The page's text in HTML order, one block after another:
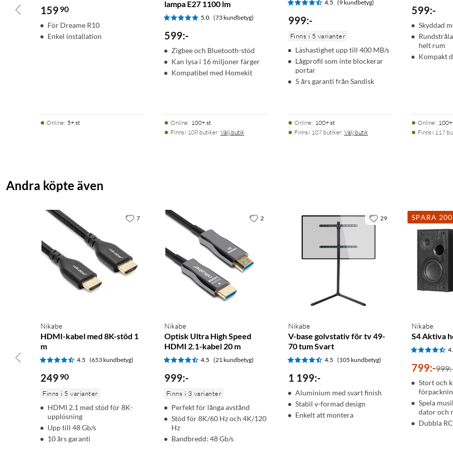
159 90
För Dreame R10
Enkel installation
Online: 5+ st
lampa E27 1100 lm
5.0 (73 kundbetyg)
599:-
Zigbee och Bluetooth-stöd
Kan lysa i 16 miljoner färger
Kompatibel med Homekit
Online: 100+ st
Finns i 108 butiker. Välj butik
4.5 (9 kundbetyg)
999:-
Finns i 5 varianter
Läshastighet upp till 400 MB/s
Lågprofil som inte blockerar
portar
5 års garanti från Sandisk
Online: 100+ st
Finns i 107 butiker. Välj butik
599:-
Skyddad
helt rum
Kompakt
Online:
Finns i 117
Andra köpte även
Nikabe
HDMI-kabel med 8K-stöd 1
m
4.5 (653 kundbetyg)
249 90
Finns i 5 varianter
HDMI 2.1 med stöd för 8K-
upplösning
Upp till 48 Gb/s
10 års garanti
7
Nikabe
Optisk Ultra High Speed
HDMI 2.1-kabel 20 m
4.5 (21 kundbetyg)
999:-
Finns i 3 varianter
Perfekt för långa avstånd
Stöd för 8K/60 Hz och 4K/120
Hz
Bandbredd: 48 Gb/s
2
Nikabe
V-base golvstativ för tv 49-
70 tum Svart
4.5 (105 kundbetyg)
1 199:-
Aluminium med svart finish
Stabil v-formad design
Enkelt att montera
29 SPARA
Nikabe
S4 Aktiva
799:-
Stort och
Spela
dator och
Dubbla